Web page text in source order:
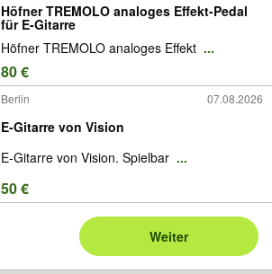
Höfner TREMOLO analoges Effekt-Pedal
für E-Gitarre
Höfner TREMOLO analoges Effekt ...
80 €
Berlin 07.08.2026
E-Gitarre von Vision
E-Gitarre von Vision. Spielbar ...
50 €
Weiter